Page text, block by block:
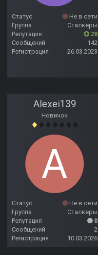
Статус
Не в сети
Группа
Сталкеры
Репутация
28
Сообщений
142
Регистрация
26.03.2023
Alexei139
Новичок
Статус
Не в сети
Группа
Сталкеры
Репутация
0
Сообщений
2
Регистрация
10.03.2026